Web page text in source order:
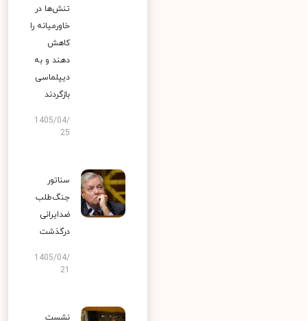
تنش‌ها در
خاورمیانه را
کاهش
دهند و به
دیپلماسی
بازگردند
1405/04/
25
سناتور
جنگ‌طلب
ضدایرانی
درگذشت
1405/04/
نشست